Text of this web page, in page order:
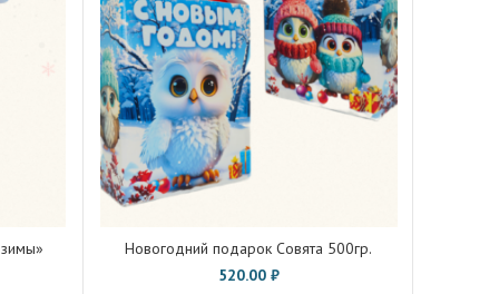
Новогодний подарок Совята 500гр.
520.00 ₽